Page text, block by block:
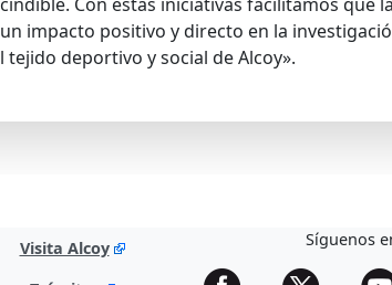
impacto positivo y directo en la
deportivo y social de Alcoy».
Visita Alcoy
Síguenos